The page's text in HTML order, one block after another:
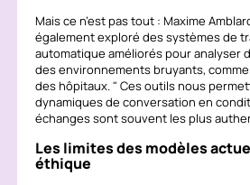
Mais ce n’est pas tout : Maxime
également exploré des systèmes de
automatique améliorés pour analyser
des environnements bruyants,
des hôpitaux.
Ces outils nous
dynamiques de conversation en
échanges sont souvent les plus
Les limites des modèles
éthique